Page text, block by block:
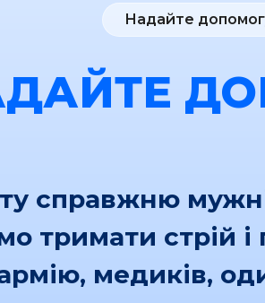
Надайте
справжню
тримати стрій
медиків,